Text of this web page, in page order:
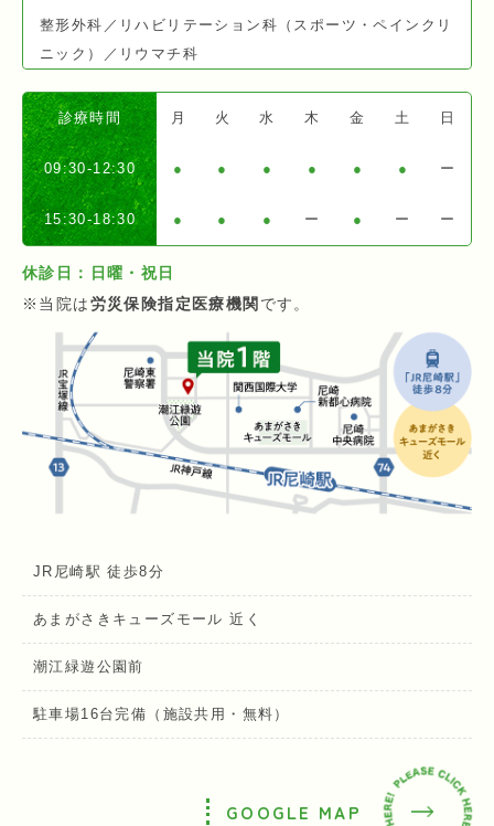
整形外科／リハビリテーション科（スポーツ・ペインクリ
ニック）／リウマチ科
診療時間 月 火 水 木 金 土 日
09:30-12:30 ● ● ● ● ● ● ー
15:30-18:30 ● ● ● ー ● ー ー
休診日：日曜・祝日
※当院は労災保険指定医療機関 です。
JR尼崎駅 徒歩8分
あまがさきキューズモール 近く
潮江緑遊公園前
駐車場16台完備（施設共用・無料）
GOOGLE MAP